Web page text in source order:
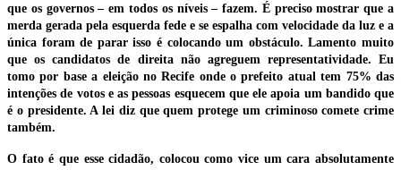
que os governos – em todos os níveis – fazem. É preciso mostrar que a
merda gerada pela esquerda fede e se espalha com velocidade da luz e a
única foram de parar isso é colocando um obstáculo. Lamento muito
que os candidatos de direita não agreguem representatividade. Eu
tomo por base a eleição no Recife onde o prefeito atual tem 75% das
intenções de votos e as pessoas esquecem que ele apoia um bandido que
é o presidente. A lei diz que quem protege um criminoso comete crime
também.
O fato é que esse cidadão, colocou como vice um cara absolutamente